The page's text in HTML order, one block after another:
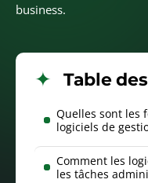
business.
Table
Quelles sont les
logiciels de
Comment les
les tâches